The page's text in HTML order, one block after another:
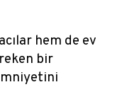
hem de ev
bir